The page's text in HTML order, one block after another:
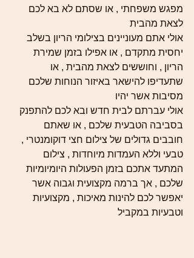
מפגש משפחתי , או שסתם לא בא לכם
לצאת מהבית
אולי אתם מעוניינים בצילומי הריון בשלב
יחסית מתקדם , או אפילו בזמן שמירת
הריון , וחוששים לצאת מהבית , או
שתעדיפו להישאר באיזור הנוחות שלכם
מסיבות אשר יהיו
אולי עברתם לבית חדש ובא לכם להתפנק
בסביבה הטבעית שלכם , או שאתם
חובבים גדולים של צילום חצי דוקומנטרי ,
טבעי וללא העמדות מיוחדות , צילום
המתעד אתכם בזמן הפעולות היומיומיות
שלכם , אך ברמה מקצועית וגבוה אשר
יאפשר לכם להינות מאיכות , מקצועיות
וטבעיות במקביל